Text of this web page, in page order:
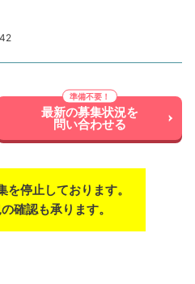
最新の募集状況を
問い合わせる
を停止しております。
確認も承ります。